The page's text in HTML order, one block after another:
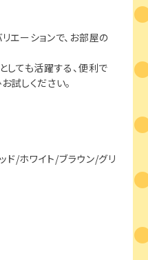
エーションで、お部屋の
しても活躍する、便利で
試しください。
/ホワイト/ブラウン/グリ